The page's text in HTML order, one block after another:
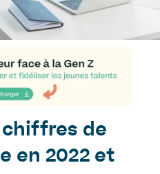
chiffres de
en 2022 et